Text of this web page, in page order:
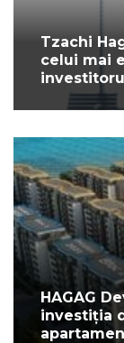
Tzachi
celui mai
HAGAG
investiția